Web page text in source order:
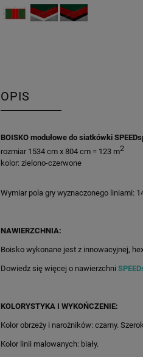
OPIS
BOISKO modułowe do siatkówki
rozmiar 1534 cm x 804 cm = 123 m2
kolor: zielono-czerwone
Wymiar pola gry wyznaczonego liniami:
NAWIERZCHNIA:
Boisko wykonane jest z innowacyjnej,
Dowiedz się więcej o nawierzchni
KOLORYSTYKA I WYKOŃCZENIE:
Kolor obrzeży i narożników: czarny.
Kolor linii malowanych: biały.